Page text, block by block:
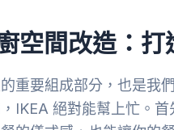
空間改造：
重要組成部分，也是我
IKEA 絕對能幫上忙。首